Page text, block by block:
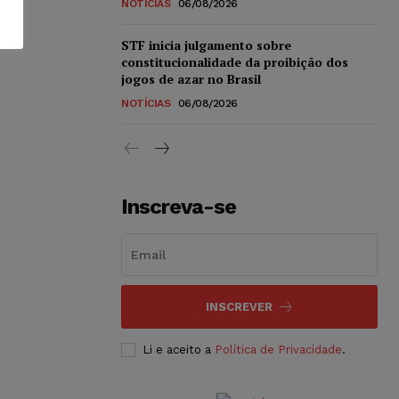
NOTÍCIAS 06/08/2026
STF inicia julgamento sobre
constitucionalidade da proibição dos
jogos de azar no Brasil
NOTÍCIAS 06/08/2026
Inscreva-se
INSCREVER
Li e aceito a Política de Privacidade.